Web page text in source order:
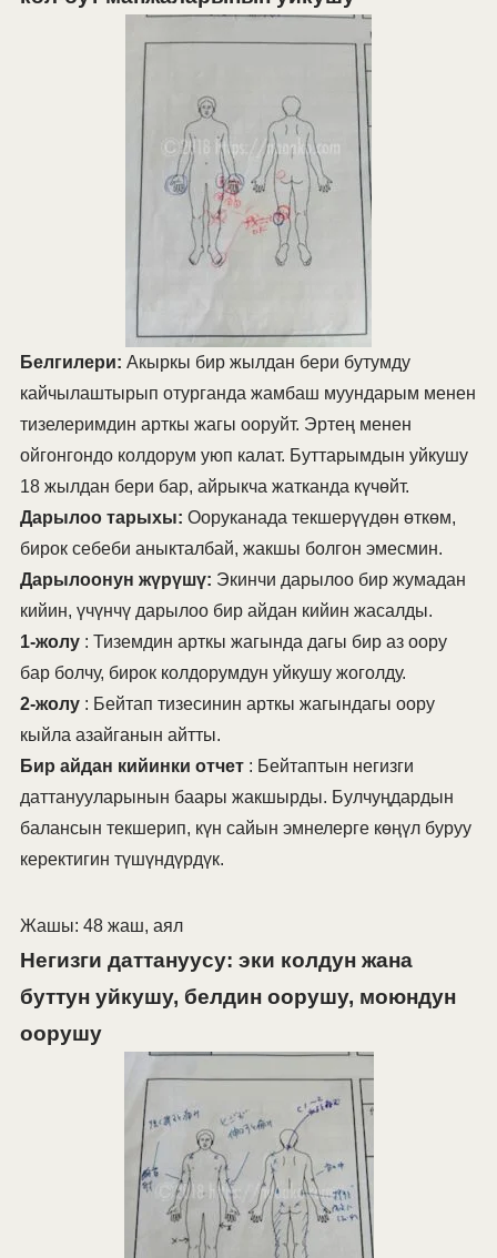
Белгилери: Акыркы бир жылдан бери бутумду
кайчылаштырып отурганда жамбаш муундарым менен
тизелеримдин арткы жагы ооруйт. Эртең менен
ойгонгондо колдорум уюп калат. Буттарымдын уйкушу
18 жылдан бери бар, айрыкча жатканда күчөйт.
Дарылоо тарыхы: Ооруканада текшерүүдөн өткөм,
бирок себеби аныкталбай, жакшы болгон эмесмин.
Дарылоонун жүрүшү: Экинчи дарылоо бир жумадан
кийин, үчүнчү дарылоо бир айдан кийин жасалды.
1-жолу: Тиземдин арткы жагында дагы бир аз оору
бар болчу, бирок колдорумдун уйкушу жоголду.
2-жолу: Бейтап тизесинин арткы жагындагы оору
кыйла азайганын айтты.
Бир айдан кийинки отчет: Бейтаптын негизги
даттанууларынын баары жакшырды. Булчуңдардын
балансын текшерип, күн сайын эмнелерге көңүл буруу
керектигин түшүндүрдүк.
Жашы: 48 жаш, аял
Негизги даттануусу: эки колдун жана
буттун уйкушу, белдин оорушу, моюндун
оорушу